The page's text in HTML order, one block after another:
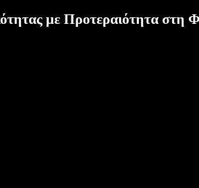
με Προτεραιότητα στη